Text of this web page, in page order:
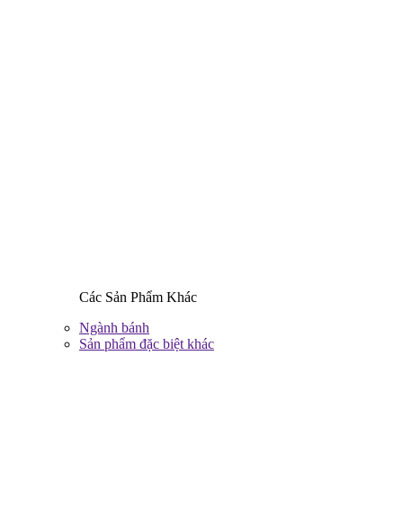
Các Sản Phẩm Khác
Ngành bánh
Sản phẩm đặc biệt khác